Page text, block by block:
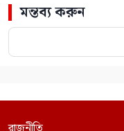
মন্তব্য করুন